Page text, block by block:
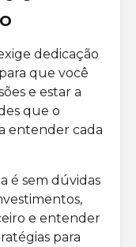
dedicação
que você
e estar a
que o
entender cada
é sem dúvidas
e entender
para